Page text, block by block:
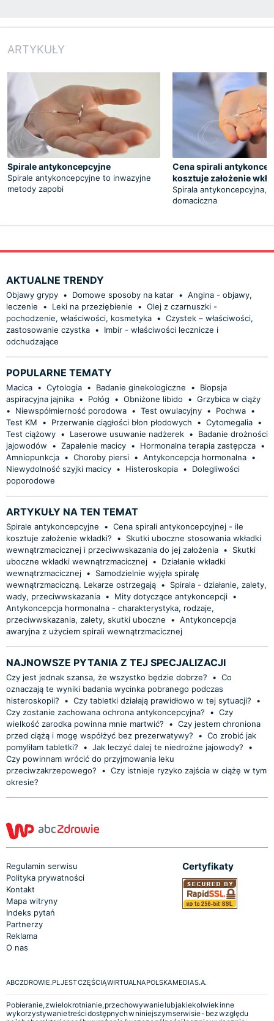
ARTYKUŁY
Spirale antykoncepcyjne
Spirale antykoncepcyjne to inwazyjne
metody zapobi
Cena spirali
kosztuje założenie
Spirala antykoncepcyjna,
domaciczna
AKTUALNE TRENDY
Objawy grypy • Domowe sposoby na katar • Angina - objawy,
leczenie
• Leki na przeziębienie • Olej z czarnuszki -
pochodzenie, właściwości, kosmetyka • Czystek – właściwości,
zastosowanie czystka •
Imbir - właściwości lecznicze i
odchudzające
POPULARNE TEMATY
Macica • Cytologia • Badanie ginekologiczne •
Biopsja
aspiracyjna jajnika • Połóg • Obniżone libido • Grzybica w ciąży
•
Niewspółmierność porodowa • Test owulacyjny • Pochwa •
Test KM
• Przerwanie ciągłości błon płodowych • Cytomegalia •
Test ciążowy • Laserowe usuwanie nadżerek •
Badanie drożności
jajowodów
• Zapalenie macicy • Hormonalna terapia zastępcza •
Amniopunkcja • Choroby piersi • Antykoncepcja hormonalna •
Niewydolność szyjki macicy • Histeroskopia •
Dolegliwości
poporodowe
ARTYKUŁY NA TEN TEMAT
Spirale antykoncepcyjne • Cena spirali antykoncepcyjnej - ile
kosztuje założenie wkładki?
•
Skutki uboczne stosowania wkładki
wewnątrzmacicznej i przeciwwskazania do jej założenia •
Skutki
uboczne wkładki wewnątrzmacicznej •
Działanie wkładki
wewnątrzmacicznej •
Samodzielnie wyjęła spiralę
wewnątrzmaciczną. Lekarze ostrzegają •
Spirala - działanie, zalety,
wady, przeciwwskazania • Mity dotyczące antykoncepcji •
Antykoncepcja hormonalna - charakterystyka, rodzaje,
przeciwwskazania, zalety, skutki uboczne
• Antykoncepcja
awaryjna z użyciem spirali wewnątrzmacicznej
NAJNOWSZE PYTANIA Z TEJ SPECJALIZACJI
Czy jest jednak szansa, że wszystko będzie dobrze? • Co
oznaczają te wyniki badania wycinka pobranego podczas
histeroskopii?
• Czy tabletki działają prawidłowo w tej sytuacji?
•
Czy zostanie zachowana ochrona antykoncepcyjna?
• Czy
wielkość zarodka powinna mnie martwić?
• Czy jestem chroniona
przed ciążą i mogę współżyć bez prezerwatywy?
• Co zrobić jak
pomyliłam tabletki?
• Jak leczyć dalej te niedrożne jajowody?
•
Czy powinnam wrócić do przyjmowania leku
przeciwzakrzepowego?
• Czy istnieje ryzyko zajścia w ciążę w tym
okresie?
Regulamin serwisu
Polityka prywatności
Kontakt
Mapa witryny
Indeks pytań
Partnerzy
Reklama
O nas
Certyfikaty
ABCZDROWIE.PL JEST CZĘŚCIĄ WIRTUALNA POLSKA MEDIA S.A.
Pobieranie, zwielokrotnianie, przechowywanie lub jakiekolwiek inne
wykorzystywanie treści dostępnych w niniejszym serwisie - bez względu